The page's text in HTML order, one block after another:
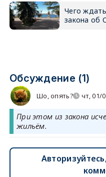
Чего
закона об
Обсуждение (1)
Шо, опять? чт, 01/
При этом из закона
жильём.